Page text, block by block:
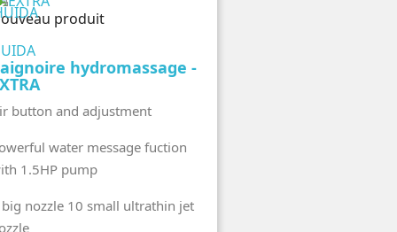
produit
hydromassage -
button and adjustment
water message fuction
1.5HP pump
nozzle 10 small ultrathin jet